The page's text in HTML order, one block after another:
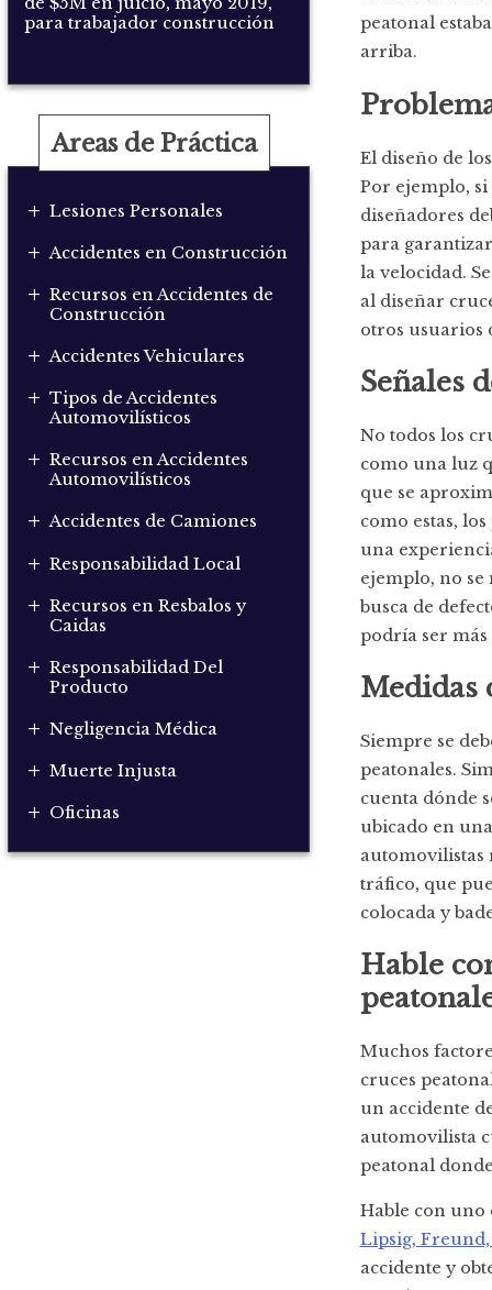
para trabajador construcción
Areas de Práctica
+ Lesiones Personales
+ Accidentes en Construcción
+ Recursos en Accidentes de
Construcción
+ Accidentes Vehiculares
+ Tipos de Accidentes
Automovilísticos
+ Recursos en Accidentes
Automovilísticos
+ Accidentes de Camiones
+ Responsabilidad Local
+ Recursos en Resbalos y
Caidas
+ Responsabilidad Del
Producto
+ Negligencia Médica
+ Muerte Injusta
+ Oficinas
peatonal
arriba.
El diseño de
Por ejemplo,
diseñadores
para
la velocidad.
al diseñar
otros usuarios
Señales
No todos los
como una luz
que se
como estas,
una
ejemplo, no
busca de
podría ser
Medidas
Siempre se
peatonales.
cuenta dónde
ubicado en
automovilistas
tráfico, que
colocada y
Hable
Muchos
cruces
un accidente
automovilista
peatonal
Hable con uno
Lipsig,
accidente y